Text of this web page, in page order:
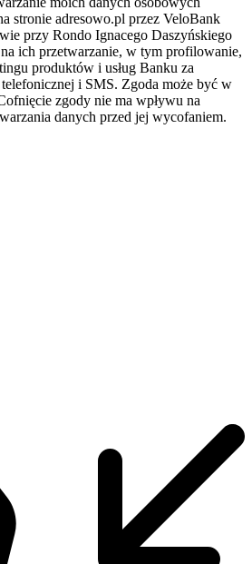
stronie adresowo.pl przez VeloBank
przy Rondo Ignacego Daszyńskiego
ich przetwarzanie, w tym profilowanie,
produktów i usług Banku za
i SMS. Zgoda może być w
zgody nie ma wpływu na
danych przed jej wycofaniem.